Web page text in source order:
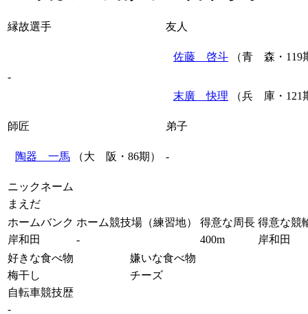
縁故選手 友人
-
佐藤 啓斗 （青 森・119
末廣 快理 （兵 庫・121
師匠 弟子
陶器 一馬 （大 阪・86期） -
ニックネーム
まえだ
ホームバンク ホーム競技場（練習地） 得意な周長 得意な競
岸和田
- 400m
岸和田
好きな食べ物
嫌いな食べ物
梅干し
チーズ
自転車競技歴
-